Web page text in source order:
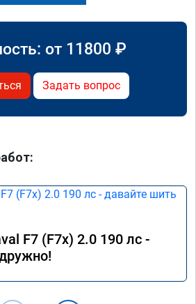
от 11800 ₽
Задать вопрос
F7 (F7x) 2.0 190 лс -